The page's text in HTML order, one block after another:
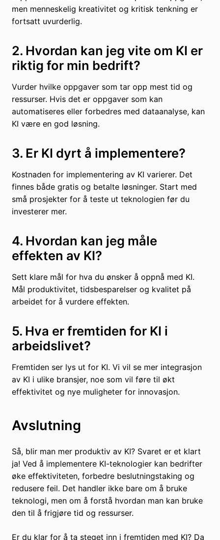
men menneskelig kreativitet og kritisk tenkning er
fortsatt uvurderlig.
2. Hvordan kan jeg vite om KI er
riktig for min bedrift?
Vurder hvilke oppgaver som tar opp mest tid og
ressurser. Hvis det er oppgaver som kan
automatiseres eller forbedres med dataanalyse, kan
KI være en god løsning.
3. Er KI dyrt å implementere?
Kostnaden for implementering av KI varierer. Det
finnes både gratis og betalte løsninger. Start med
små prosjekter for å teste ut teknologien før du
investerer mer.
4. Hvordan kan jeg måle
effekten av KI?
Sett klare mål for hva du ønsker å oppnå med KI.
Mål produktivitet, tidsbesparelser og kvalitet på
arbeidet for å vurdere effekten.
5. Hva er fremtiden for KI i
arbeidslivet?
Fremtiden ser lys ut for KI. Vi vil se mer integrasjon
av KI i ulike bransjer, noe som vil føre til økt
effektivitet og nye muligheter for innovasjon.
Avslutning
Så, blir man mer produktiv av KI? Svaret er et klart
ja! Ved å implementere KI-teknologier kan bedrifter
øke effektiviteten, forbedre beslutningstaking og
redusere feil. Det handler ikke bare om å bruke
teknologi, men om å forstå hvordan man kan bruke
den til å frigjøre tid og ressurser.
Er du klar for å ta steget inn i fremtiden med KI? Da